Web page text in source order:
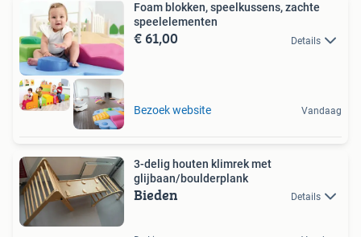
Foam blokken, speelkussens, zachte
speelelementen
€ 61,00 Details
Bezoek website Vandaag
3-delig houten klimrek met
glijbaan/boulderplank
Bieden Details